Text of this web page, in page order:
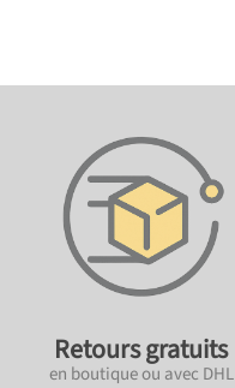
Retours gratuits
en boutique ou avec DHL